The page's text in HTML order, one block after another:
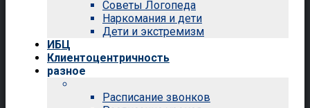
Советы Логопеда
Наркомания и дети
Дети и экстремизм
ИБЦ
Клиентоцентричность
разное
Расписание звонков